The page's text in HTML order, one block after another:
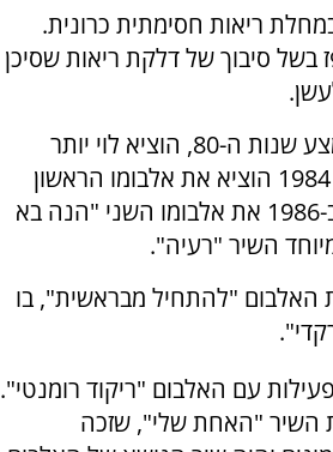
לוי במחלת ריאות חסימתית כרונית.
בשל סיבוך של דלקת ריאות שסיכן
בקריירה שהחלה באמצע שנות ה-80, הוציא לוי יותר
מ-20 אלבומים. בשנת 1984 הוציא את אלבומו הראשון
"חפלה עם בן-מוש", וב-1986 את אלבומו השני "הנה בא
השיר "רעיה".
את האלבום "להתחיל מבראשית", בו
לוי לפעילות עם האלבום "ריקוד רומנטי".
את השיר "האחת שלי", שזכה